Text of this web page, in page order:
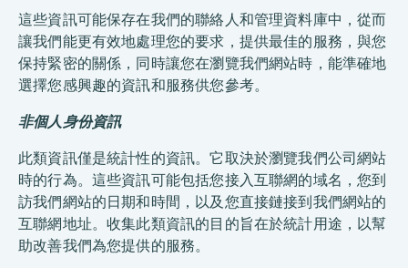
這些資訊可能保存在我們的聯絡人和管理資料庫中，從而
讓我們能更有效地處理您的要求，提供最佳的服務，與您
保持緊密的關係，同時讓您在瀏覽我們網站時，能準確地
選擇您感興趣的資訊和服務供您參考。
非個人身份資訊
此類資訊僅是統計性的資訊。它取決於瀏覽我們公司網站
時的行為。這些資訊可能包括您接入互聯網的域名，您到
訪我們網站的日期和時間，以及您直接鏈接到我們網站的
互聯網地址。收集此類資訊的目的旨在於統計用途，以幫
助改善我們為您提供的服務。